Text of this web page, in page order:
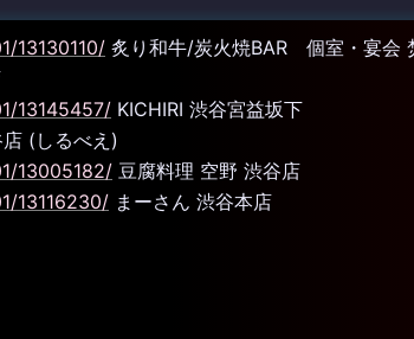
13130110/ 炙り和牛/炭火焼BAR 個室・宴会
13145457/ KICHIRI 渋谷宮益坂下
(しるべえ)
13005182/ 豆腐料理 空野 渋谷店
13116230/ まーさん 渋谷本店